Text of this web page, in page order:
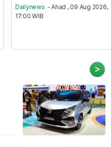
Dailynews - Ahad , 09 Aug 2026,
17:00 WIB
>